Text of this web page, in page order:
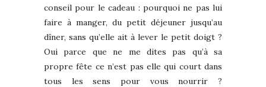
conseil pour le cadeau : pourquoi ne pas lui
faire à manger, du petit déjeuner jusqu’au
dîner, sans qu’elle ait à lever le petit doigt ?
Oui parce que ne me dites pas qu’à sa
propre fête ce n’est pas elle qui court dans
tous les sens pour vous nourrir ?